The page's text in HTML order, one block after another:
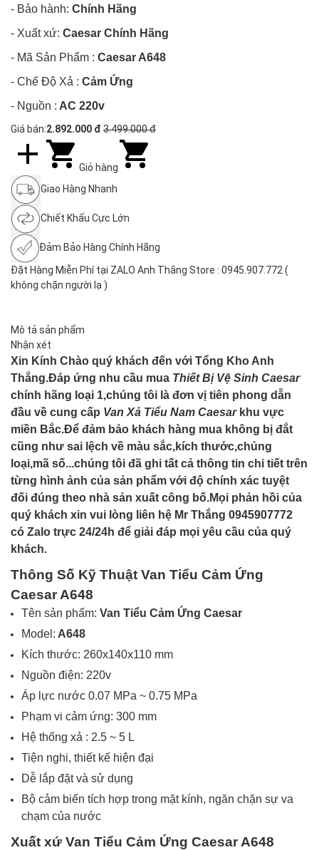
- Bảo hành: Chính Hãng
- Xuất xứ: Caesar Chính Hãng
- Mã Sản Phẩm : Caesar A648
- Chế Độ Xả : Cảm Ứng
- Nguồn : AC 220v
Giá bán:2.892.000 đ 3.499.000 đ
Giỏ hàng
Giao Hàng Nhanh
Chiết Khấu Cực Lớn
Đảm Bảo Hàng Chính Hãng
Đặt Hàng Miễn Phí tại ZALO Anh Thắng Store : 0945.907.772 (
không chặn người lạ )
Mô tả sản phẩm
Nhận xét
Xin Kính Chào quý khách đến với Tổng Kho Anh
Thắng.Đáp ứng nhu cầu mua Thiết Bị Vệ Sinh Caesar
chính hãng loại 1,chúng tôi là đơn vị tiên phong dẫn
đầu về cung cấp Van Xả Tiểu Nam Caesar khu vực
miền Bắc.Để đảm bảo khách hàng mua không bị đắt
cũng như sai lệch về màu sắc,kích thước,chủng
loại,mã số...chúng tôi đã ghi tất cả thông tin chi tiết trên
từng hình ảnh của sản phẩm với độ chính xác tuyệt
đối đúng theo nhà sản xuất công bố.Mọi phản hồi của
quý khách xin vui lòng liên hệ Mr Thắng 0945907772
có Zalo trực 24/24h để giải đáp mọi yêu cầu của quý
khách.
Thông Số Kỹ Thuật Van Tiểu Cảm Ứng
Caesar A648
Tên sản phẩm: Van Tiểu Cảm Ứng Caesar
Model: A648
Kích thước: 260x140x110 mm
Nguồn điện: 220v
Áp lực nước 0.07 MPa ~ 0.75 MPa
Phạm vi cảm ứng: 300 mm
Hệ thống xả : 2.5 ~ 5 L
Tiện nghi, thiết kế hiện đại
Dễ lắp đặt và sử dụng
Bộ cảm biến tích hợp trong mặt kính, ngăn chặn sự va
chạm của nước
Xuất xứ Van Tiểu Cảm Ứng Caesar A648